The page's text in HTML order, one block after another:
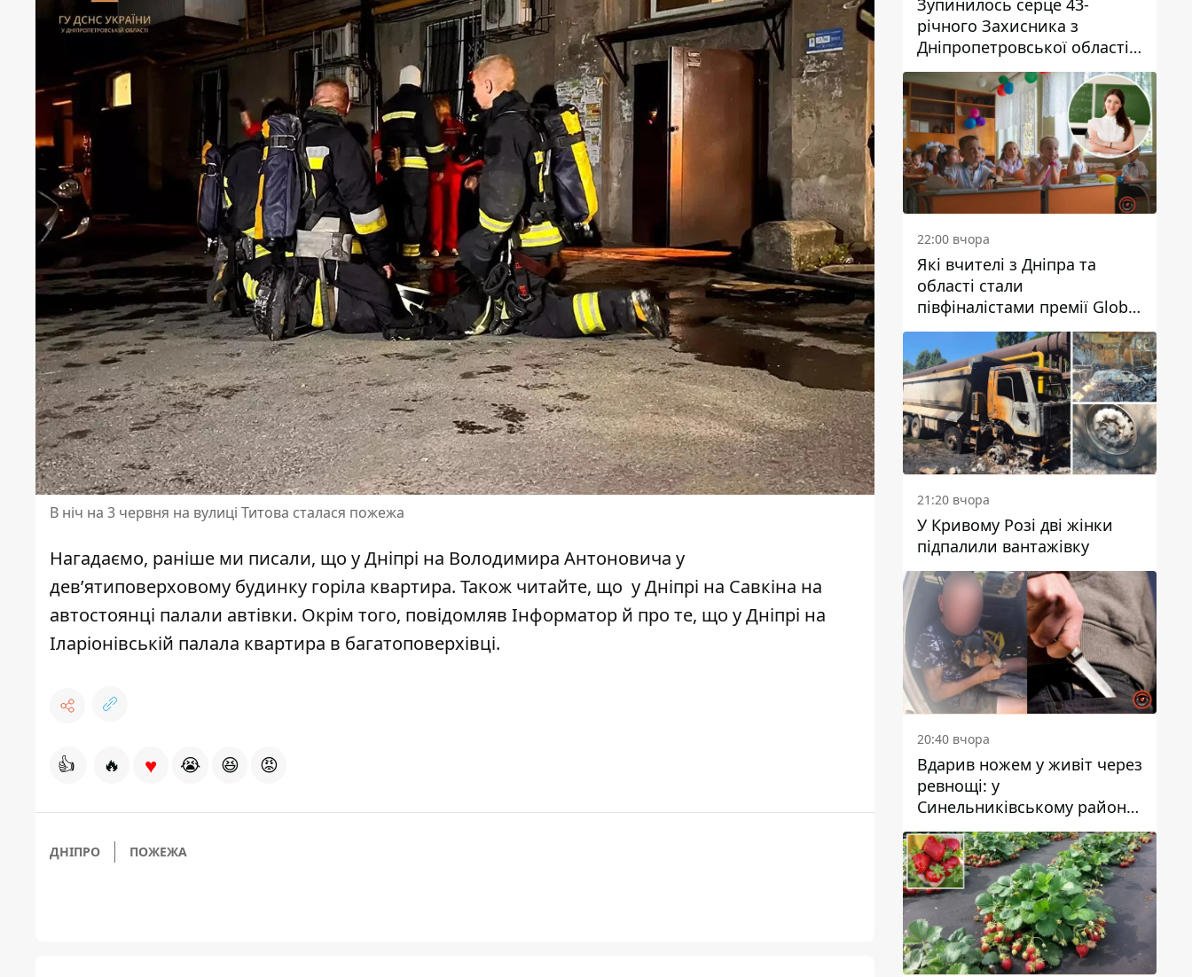
В ніч на 3 червня на вулиці Титова сталася пожежа
Нагадаємо, раніше ми писали, що у Дніпрі на Володимира Антоновича у
дев’ятиповерховому будинку горіла квартира. Також читайте, що у Дніпрі на Савкіна на
автостоянці палали автівки. Окрім того, повідомляв Інформатор й про те, що у Дніпрі на
Іларіонівській палала квартира в багатоповерхівці.
👍 🔥 ♥ 😭 😆 😡
ДНІПРО ПОЖЕЖА
річного Захисника з
Дніпропетровської області
Євгена Зінченка
22:00 вчора
Які вчителі з Дніпра та
області стали
півфіналістами премії Global
Teacher Prize Ukraine 2026
21:20 вчора
У Кривому Розі дві жінки
підпалили вантажівку
20:40 вчора
Вдарив ножем у живіт через
ревнощі: у
Синельниківському районі
затримали 49-річного
чоловіка за вбивство